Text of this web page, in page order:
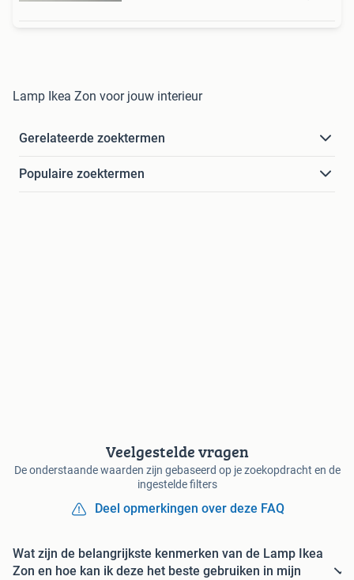
Lamp Ikea Zon voor jouw interieur
Gerelateerde zoektermen
Populaire zoektermen
Veelgestelde vragen
De onderstaande waarden zijn gebaseerd op je zoekopdracht en de
ingestelde filters
Deel opmerkingen over deze FAQ
Wat zijn de belangrijkste kenmerken van de Lamp Ikea
Zon en hoe kan ik deze het beste gebruiken in mijn